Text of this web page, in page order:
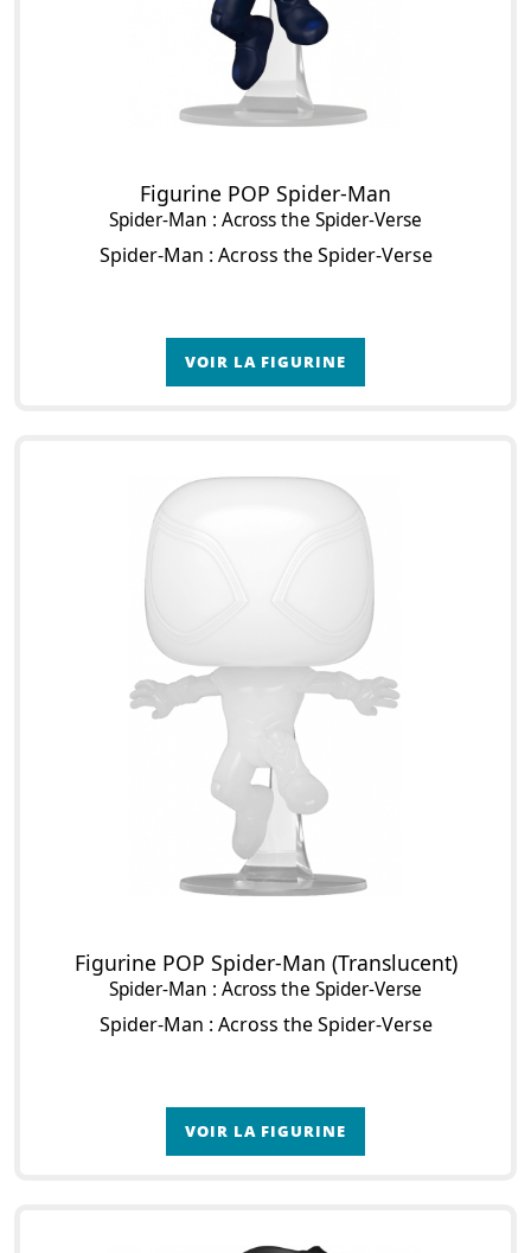
Figurine POP Spider-Man
Spider-Man : Across the Spider-Verse
Spider-Man : Across the Spider-Verse
VOIR LA FIGURINE
Figurine POP Spider-Man (Translucent)
Spider-Man : Across the Spider-Verse
Spider-Man : Across the Spider-Verse
VOIR LA FIGURINE